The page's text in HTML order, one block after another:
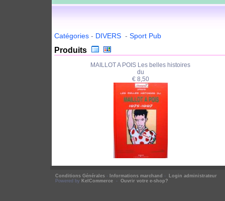
Catégories- DIVERS - Sport Pub
Produits
MAILLOT A POIS Les belles histoires
du
€ 8,50
Conditions Générales - Informations marchand -
Login administrateur
Powered by KelCommerce - Ouvrir votre e-shop?